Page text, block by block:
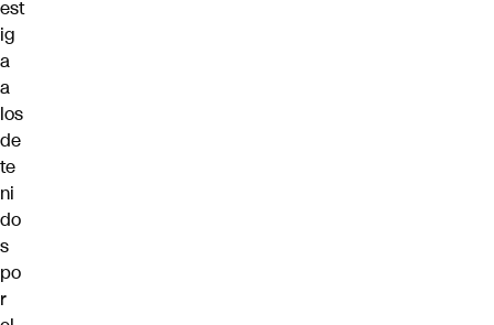
est
ig
a
a
los
de
te
ni
do
s
po
r